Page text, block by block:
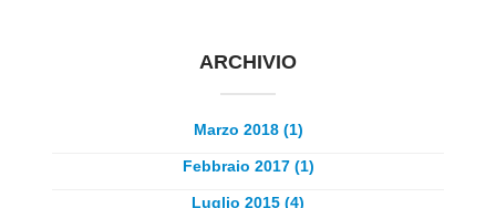
ARCHIVIO
Marzo 2018 (1)
Febbraio 2017 (1)
Luglio 2015 (4)